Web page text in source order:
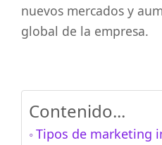
nuevos mercados y
global de la empresa.
Contenido...
Tipos de marketing